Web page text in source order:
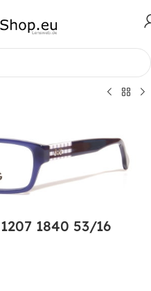
1840 53/16